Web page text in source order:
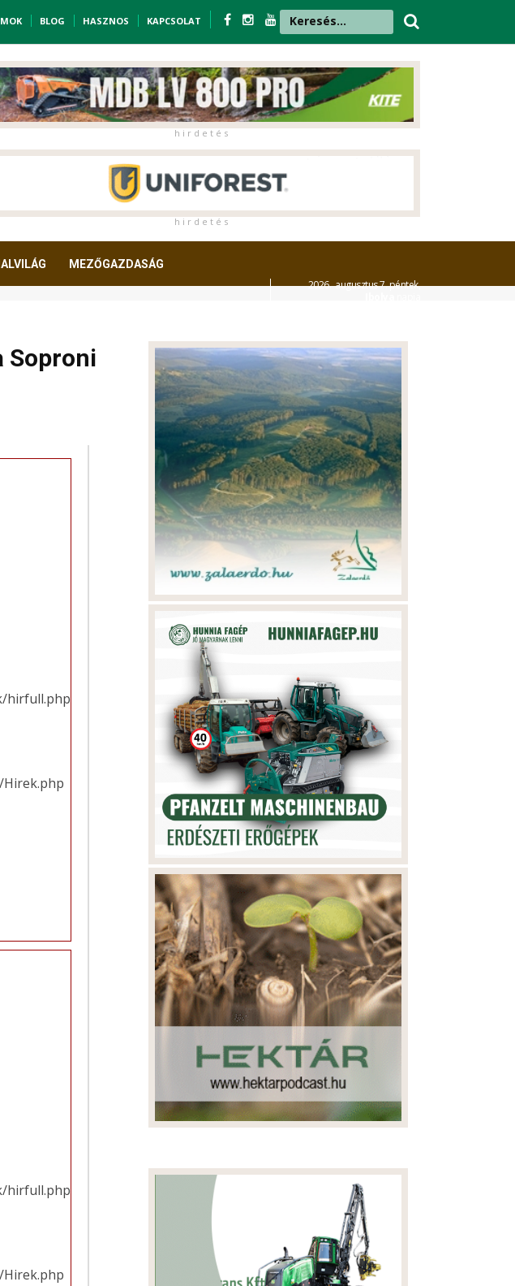
BLOG HASZNOS KAPCSOLAT
h i r d e t é s
h i r d e t é s
MEZŐGAZDASÁG
2026. augusztus 7. péntek,
Soproni
hirfull.php
hirfull.php